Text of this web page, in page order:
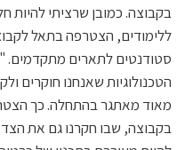
בקבוצה. כמובן שרציתי להיות
סטודנטים לתארים מתקדמים.
הטכנולוגיות שאנחנו חוקרים
מאוד מאתגר בהתחלה. כך
בקבוצה, שבו חקרנו גם את